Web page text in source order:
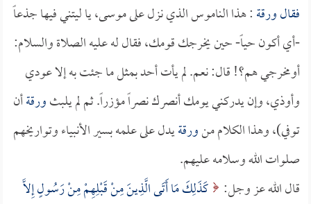
فقالورقة: هذا الناموس الذي نزل على موسى، يا ليتني فيها جذعاً
-أي أكون حياً- حين يخرجك قومك، فقال له عليه الصلاة والسلام:
أومخرجي هم؟! قال: نعم. لم يأت أحد بمثل ما جئت به إلا عودي
وأوذي، وإن يدركني يومك أنصرك نصراً مؤزراً. ثم لم يلبثورقةأن
توفي)، وهذا الكلام منورقةيدل على علمه بسير الأنبياء وتواريخهم
صلوات الله وسلامه عليهم.
قال الله عز وجل: كَذَلِكَ مَا أَتَى الَّذِينَ مِنْ قَبْلِهِمْ مِنْ رَسُولٍ إِلاَّ